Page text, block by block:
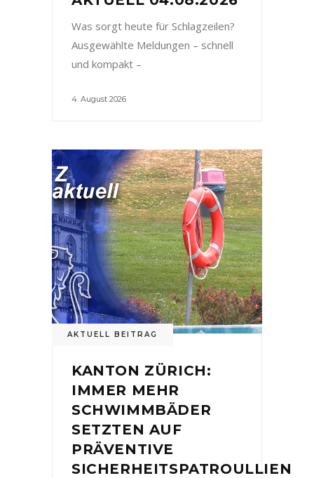
Was sorgt heute für Schlagzeilen?
Ausgewählte Meldungen – schnell
und kompakt –
4. August 2026
AKTUELL BEITRAG
KANTON ZÜRICH:
IMMER MEHR
SCHWIMMBÄDER
SETZTEN AUF
PRÄVENTIVE
SICHERHEITSPATROULLIEN